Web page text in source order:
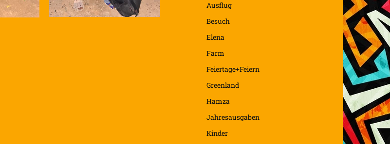
Ausflug
Besuch
Elena
Farm
Feiertage+Feiern
Greenland
Hamza
Jahresausgaben
Kinder